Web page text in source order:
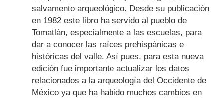
salvamento arqueológico. Desde su publicación
en 1982 este libro ha servido al pueblo de
Tomatlán, especialmente a las escuelas, para
dar a conocer las raíces prehispánicas e
históricas del valle. Así pues, para esta nueva
edición fue importante actualizar los datos
relacionados a la arqueología del Occidente de
México ya que ha habido muchos cambios en